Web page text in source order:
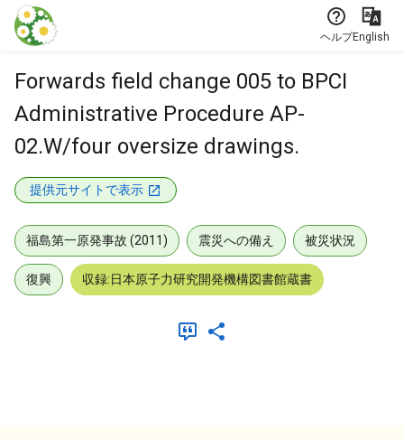
本文に飛ぶ
ヘルプEnglish
Forwards field change 005 to BPCI
Administrative Procedure AP-
02.W/four oversize drawings.
提供元サイトで表示
福島第一原発事故 (2011) 震災への備え 被災状況
復興 収録:日本原子力研究開発機構図書館蔵書